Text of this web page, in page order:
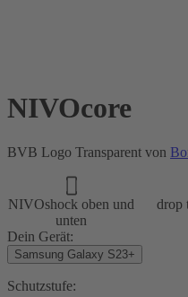
NIVOcore
BVB Logo Transparent von
NIVOshock oben und
unten
drop
Dein Gerät:
Samsung Galaxy S23+
Schutzstufe: